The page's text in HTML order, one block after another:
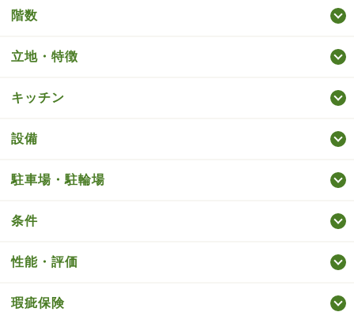
階数
立地・特徴
キッチン
設備
駐車場・駐輪場
条件
性能・評価
瑕疵保険